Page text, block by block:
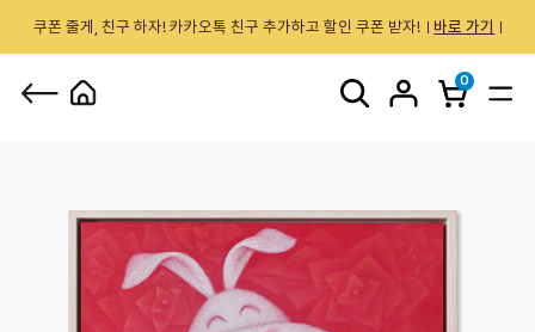
쿠폰 줄게, 친구 하자! 카카오톡 친구 추가하고 할인 쿠폰 받자! 바로 가기
0